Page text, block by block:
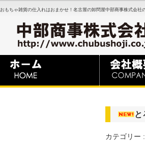
おもちゃ雑貨の仕入れはおまかせ！名古屋の卸問屋中部商事株式会社
と
カテゴリー :